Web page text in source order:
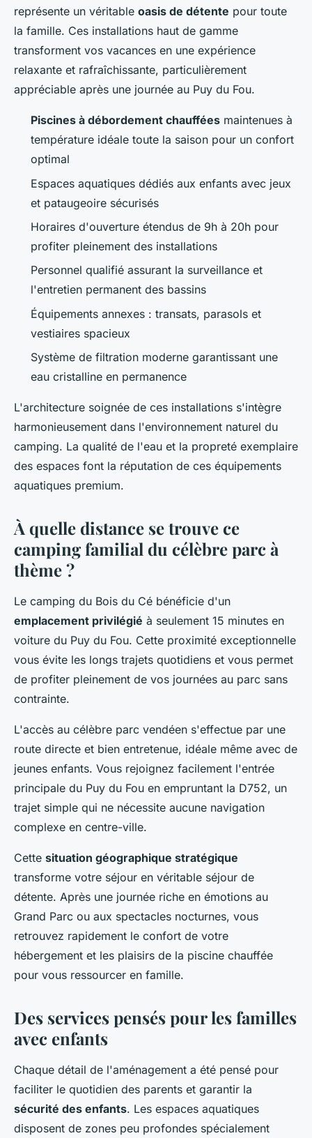
représente un véritable oasis de détente pour toute
la famille. Ces installations haut de gamme
transforment vos vacances en une expérience
relaxante et rafraîchissante, particulièrement
appréciable après une journée au Puy du Fou.
Piscines à débordement chauffées maintenues à
température idéale toute la saison pour un confort
optimal
Espaces aquatiques dédiés aux enfants avec jeux
et pataugeoire sécurisés
Horaires d'ouverture étendus de 9h à 20h pour
profiter pleinement des installations
Personnel qualifié assurant la surveillance et
l'entretien permanent des bassins
Équipements annexes : transats, parasols et
vestiaires spacieux
Système de filtration moderne garantissant une
eau cristalline en permanence
L'architecture soignée de ces installations s'intègre
harmonieusement dans l'environnement naturel du
camping. La qualité de l'eau et la propreté exemplaire
des espaces font la réputation de ces équipements
aquatiques premium.
À quelle distance se trouve ce
camping familial du célèbre parc à
thème ?
Le camping du Bois du Cé bénéficie d'un
emplacement privilégié à seulement 15 minutes en
voiture du Puy du Fou. Cette proximité exceptionnelle
vous évite les longs trajets quotidiens et vous permet
de profiter pleinement de vos journées au parc sans
contrainte.
L'accès au célèbre parc vendéen s'effectue par une
route directe et bien entretenue, idéale même avec de
jeunes enfants. Vous rejoignez facilement l'entrée
principale du Puy du Fou en empruntant la D752, un
trajet simple qui ne nécessite aucune navigation
complexe en centre-ville.
Cette situation géographique stratégique
transforme votre séjour en véritable séjour de
détente. Après une journée riche en émotions au
Grand Parc ou aux spectacles nocturnes, vous
retrouvez rapidement le confort de votre
hébergement et les plaisirs de la piscine chauffée
pour vous ressourcer en famille.
Des services pensés pour les familles
avec enfants
Chaque détail de l'aménagement a été pensé pour
faciliter le quotidien des parents et garantir la
sécurité des enfants. Les espaces aquatiques
disposent de zones peu profondes spécialement